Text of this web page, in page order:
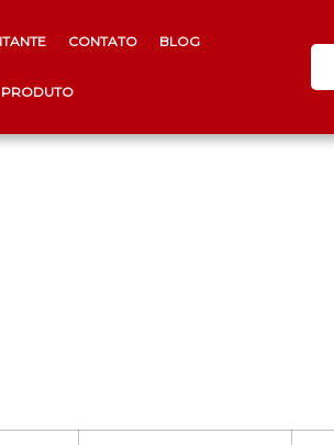
CONTATO BLOG
PRODUTO